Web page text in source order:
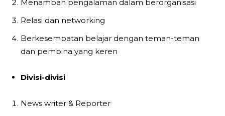
Menambah pengalaman dalam berorganisasi
Relasi dan networking
Berkesempatan belajar dengan teman-teman
dan pembina yang keren
Divisi-divisi
News writer & Reporter